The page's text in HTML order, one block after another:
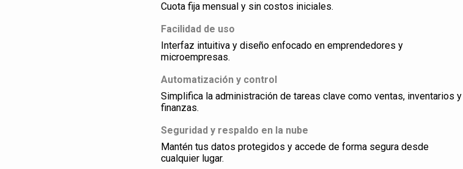
Cuota fija mensual y sin costos iniciales.
Facilidad de uso
Interfaz intuitiva y diseño enfocado en emprendedores y
microempresas.
Automatización y control
Simplifica la administración de tareas clave como ventas, inventarios y
finanzas.
Seguridad y respaldo en la nube
Mantén tus datos protegidos y accede de forma segura desde
cualquier lugar.